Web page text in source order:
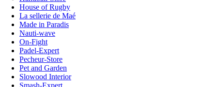
House of Rugby
La sellerie de Maé
Made in Paradis
Nauti-wave
On-Fight
Padel-Expert
Pecheur-Store
Pet and Garden
Slowood Interior
Smash-Expert